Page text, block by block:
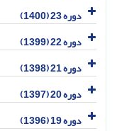
دوره 23 (1400)
دوره 22 (1399)
دوره 21 (1398)
دوره 20 (1397)
دوره 19 (1396)